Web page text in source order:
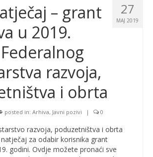
27
MAJ 2019
– grant
u 2019.
razvoja,
i obrta
posted in: Arhiva, Javni pozivi | 0
razvoja, poduzetništva i obrta
za odabir korisnika grant
godini. Ovdje možete pronaći sve